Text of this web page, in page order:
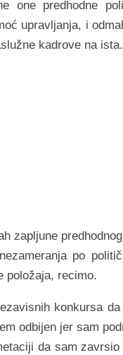
predhodne
upravljanja, i
kadrove na ista.
zapljune
po
položaja, recimo.
konkursa
odbijen jer sam
da sam